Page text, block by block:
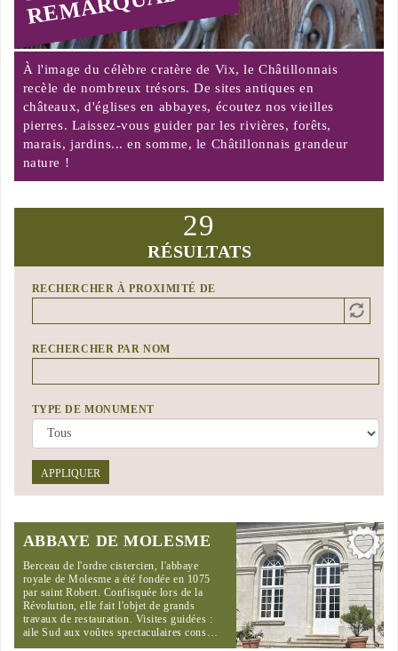
À l'image du célèbre cratère de Vix, le Châtillonnais
recèle de nombreux trésors. De sites antiques en
châteaux, d'églises en abbayes, écoutez nos vieilles
pierres. Laissez-vous guider par les rivières, forêts,
marais, jardins... en somme, le Châtillonnais grandeur
nature !
29
RÉSULTATS
RECHERCHER À PROXIMITÉ DE
RECHERCHER PAR NOM
TYPE DE MONUMENT
APPLIQUER
ABBAYE DE MOLESME
Berceau de l'ordre cistercien, l'abbaye
royale de Molesme a été fondée en 1075
par saint Robert. Confisquée lors de la
Révolution, elle fait l'objet de grands
travaux de restauration. Visites guidées :
aile Sud aux voûtes spectaculaires cons…